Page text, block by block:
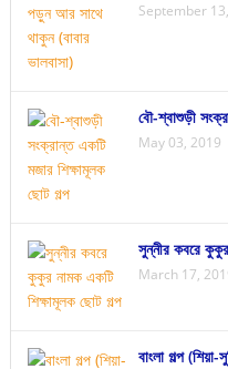
September
বৌ-শ্বাশুড়ী
May 03, 2019
সুন্নীর কবরে
March 17,
বাংলা গল্প